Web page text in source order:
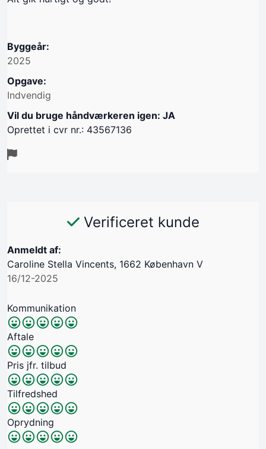
Byggeår:
2025
Opgave:
Indvendig
Vil du bruge håndværkeren igen: JA
Oprettet i cvr nr.: 43567136
Verificeret kunde
Anmeldt af:
Caroline Stella Vincents, 1662 København V
16/12-2025
Kommunikation
Aftale
Pris jfr. tilbud
Tilfredshed
Oprydning